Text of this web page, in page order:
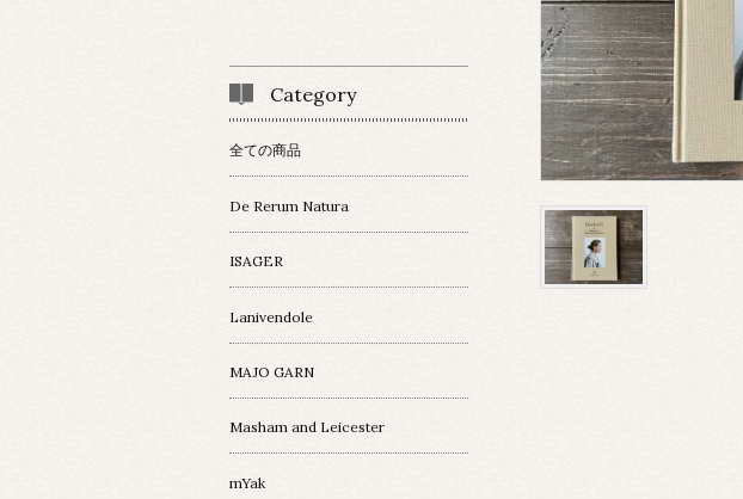
Category
全ての商品
De Rerum Natura
ISAGER
Lanivendole
MAJO GARN
Masham and Leicester
mYak